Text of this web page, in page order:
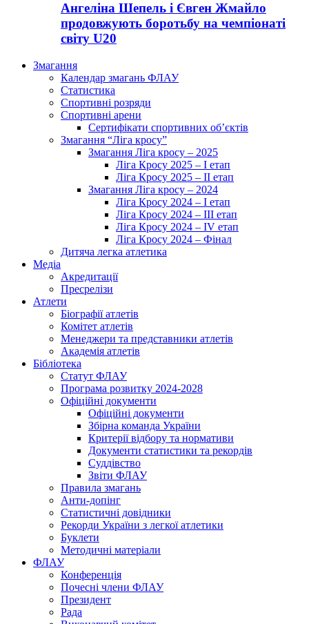
Ангеліна Шепель і Євген Жмайло
продовжують боротьбу на чемпіонаті
світу U20
Змагання
Календар змагань ФЛАУ
Статистика
Спортивні розряди
Спортивні арени
Сертифікати спортивних об’єктів
Змагання “Ліга кросу”
Змагання Ліга кросу – 2025
Ліга Кросу 2025 – I етап
Ліга Кросу 2025 – II етап
Змагання Ліга кросу – 2024
Ліга Кросу 2024 – I етап
Ліга Кросу 2024 – III етап
Ліга Кросу 2024 – IV етап
Ліга Кросу 2024 – Фінал
Дитяча легка атлетика
Медіа
Акредитації
Пресрелізи
Атлети
Біографії атлетів
Комітет атлетів
Менеджери та представники атлетів
Академія атлетів
Бібліотека
Статут ФЛАУ
Програма розвитку 2024-2028
Офіційні документи
Офіційні документи
Збірна команда України
Критерії відбору та нормативи
Документи статистики та рекордів
Суддівство
Звіти ФЛАУ
Правила змагань
Анти-допінг
Статистичні довідники
Рекорди України з легкої атлетики
Буклети
Методичні матеріали
ФЛАУ
Конференція
Почесні члени ФЛАУ
Президент
Рада